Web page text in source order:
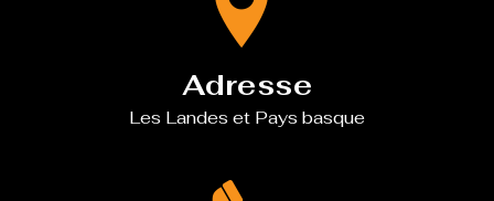
Adresse
Les Landes et Pays basque